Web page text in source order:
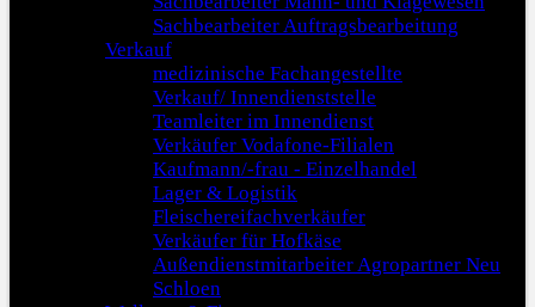
Sachbearbeiter Auftragsbearbeitung
Verkauf
medizinische Fachangestellte
Verkauf/ Innendienststelle
Teamleiter im Innendienst
Verkäufer Vodafone-Filialen
Kaufmann/-frau - Einzelhandel
Lager & Logistik
Fleischereifachverkäufer
Verkäufer für Hofkäse
Außendienstmitarbeiter Agropartner Neu
Schloen